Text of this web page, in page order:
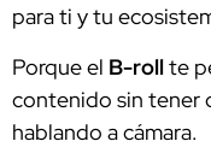
para ti y tu
Porque el B-rollte
contenido sin tener
hablando a cámara.